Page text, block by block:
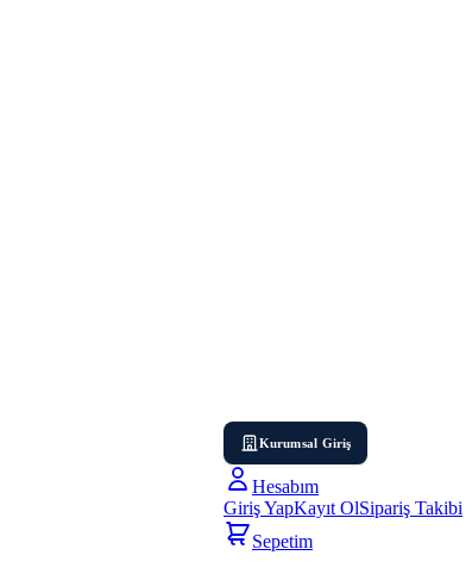
Kurumsal Giriş
Hesabım
Giriş YapKayıt OlSipariş Takibi
Sepetim